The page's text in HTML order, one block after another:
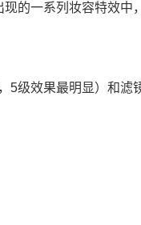
的一系列妆容特效中
5级效果最明显）和滤